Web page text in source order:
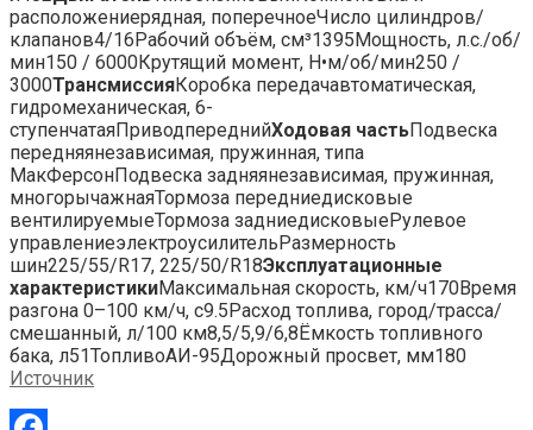
расположениерядная, поперечноеЧисло цилиндров/
клапанов4/16Рабочий объём, см³1395Мощность, л.с./об/
мин150 / 6000Крутящий момент, Н•м/об/мин250 /
3000ТрансмиссияКоробка передачавтоматическая,
гидромеханическая, 6-
ступенчатаяПриводпереднийХодовая частьПодвеска
передняянезависимая, пружинная, типа
МакФерсонПодвеска задняянезависимая, пружинная,
многорычажнаяТормоза передниедисковые
вентилируемыеТормоза задниедисковыеРулевое
управлениеэлектроусилительРазмерность
шин225/55/R17, 225/50/R18Эксплуатационные
характеристикиМаксимальная скорость, км/ч170Время
разгона 0–100 км/ч, с9.5Расход топлива, город/трасса/
смешанный, л/100 км8,5/5,9/6,8Ёмкость топливного
бака, л51ТопливоАИ-95Дорожный просвет, мм180
Источник